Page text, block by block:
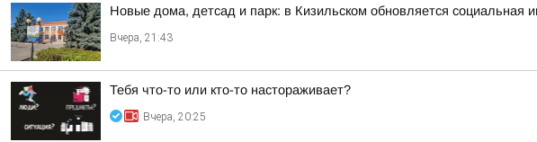
Новые дома, детсад и парк: в Кизильском обновляется социальная
Вчера, 21:43
Тебя что-то или кто-то настораживает?
Вчера, 20:25